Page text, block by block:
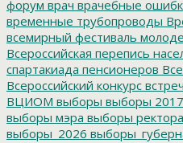
форум врач врачебные
временные трубопроводы
всемирный фестиваль
Всероссийская перепись
спартакиада пенсионеров
Всероссийский конкурс
ВЦИОМ выборы выборы 2017
выборы мэра выборы ректора
выборы_2026